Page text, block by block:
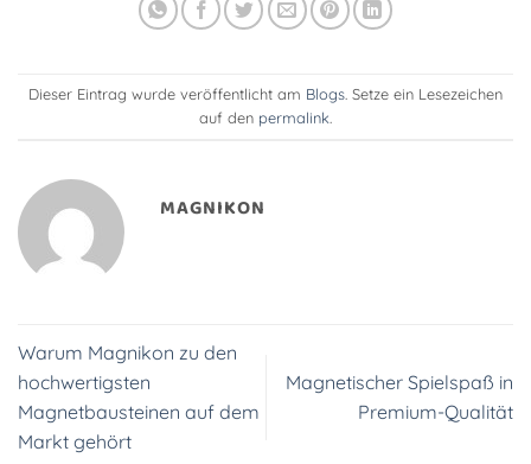
Dieser Eintrag wurde veröffentlicht am Blogs. Setze ein Lesezeichen
auf den permalink.
MAGNIKON
Warum Magnikon zu den
hochwertigsten
Magnetbausteinen auf dem
Markt gehört
Magnetischer Spielspaß in
Premium-Qualität